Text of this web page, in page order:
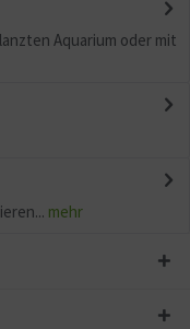
Aquarium oder mit
mehr